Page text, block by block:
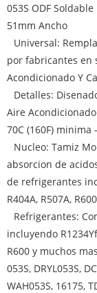
053S ODF
51mm Ancho
Universal:
por fabricantes en
Acondicionado Y
Detalles:
Aire
70C (160F) minima
Nucleo: Tamiz
absorcion de
de refrigerantes
R404A, R507A,
Refrigerantes:
incluyendo
R600 y muchos
053S, DRYL053S,
WAH053S, 16175,